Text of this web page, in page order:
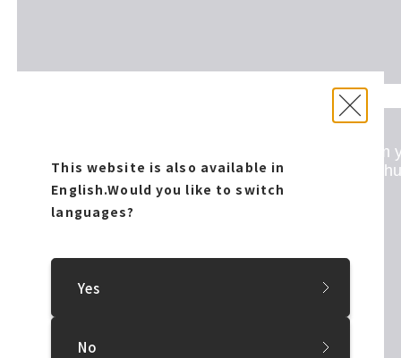
This website is also available in
English.Would you like to switch
languages?
Yes
No
Vimeo.